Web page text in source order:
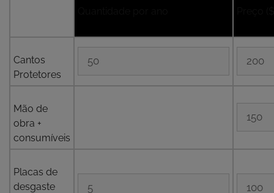
Cantos
Protetores
Mão de
obra +
consumíveis
Placas de
desgaste